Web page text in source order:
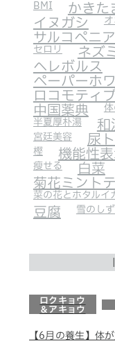
BMI かきた
イヌガシ
サルコペニア
セロリ ネズ
ヘレボルス
ペーパーホ
ロコモティ
中国薬典 体
半夏厚朴湯 和
宮廷美容 尿
樫 機能性
瘦せる 白菜
菊花ミント
菜の花とホタルイ
豆腐 雪のしず
ロクキョウ
＆アキョウ
【6月の養生】体